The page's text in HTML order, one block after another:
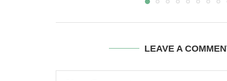
LEAVE A